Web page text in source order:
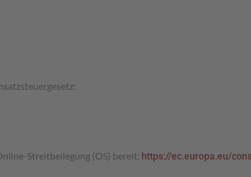
Streitbeilegung (OS) bereit: https://ec.europa.eu/